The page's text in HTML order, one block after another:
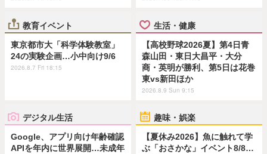
教育イベント
東京都市大「科学体験教室」
24の実験企画…小中向け9/6
2026.8.7 Fri 18:15
生活・健康
【高校野球2026夏】第4日青
森山田・東日大昌平・大分
商・英明が勝利、第5日は花巻
東vs新田ほか
2026.8.9 Sun 9:15
デジタル生活
Google、アプリ向け年齢確認
APIを年内に世界展開…未成年
趣味・娯楽
【夏休み2026】魚に触れて学
ぶ「おさかな」イベント8/8…